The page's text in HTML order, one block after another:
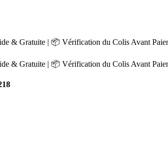
& Gratuite | 📦 Vérification du Colis Avant
& Gratuite | 📦 Vérification du Colis Avant